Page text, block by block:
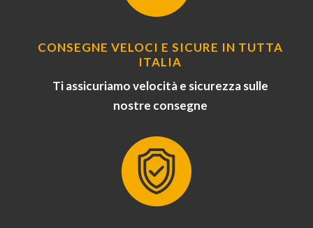
CONSEGNE VELOCI E SICURE IN TUTTA
ITALIA
Ti assicuriamo velocità e sicurezza sulle
nostre consegne